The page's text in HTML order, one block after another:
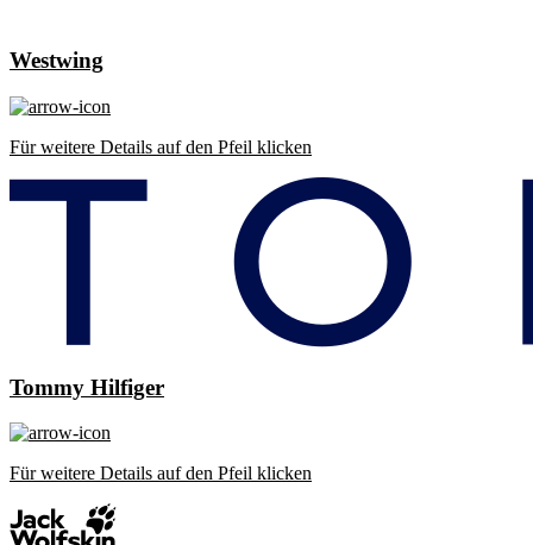
Westwing
Für weitere Details auf den Pfeil klicken
Tommy Hilfiger
Für weitere Details auf den Pfeil klicken